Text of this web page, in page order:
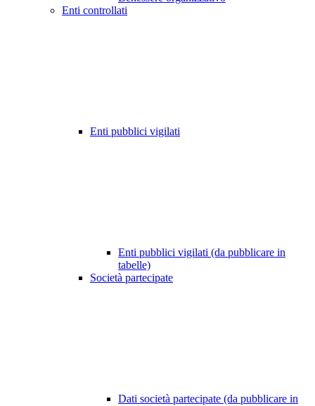
Enti controllati
Enti pubblici vigilati
Enti pubblici vigilati (da pubblicare in
tabelle)
Società partecipate
Dati società partecipate (da pubblicare in